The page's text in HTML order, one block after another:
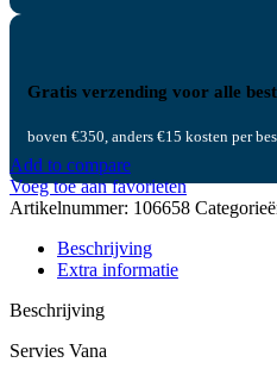
Gratis verzending voor alle
boven €350, anders €15 kosten per
Add to compare
Voeg toe aan favorieten
Artikelnummer: 106658
Beschrijving
Extra informatie
Beschrijving
Servies Vana